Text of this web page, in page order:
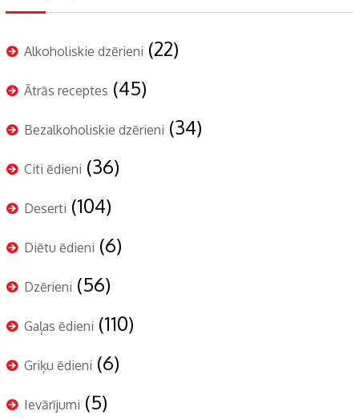
Alkoholiskie dzērieni (22)
Ātrās receptes (45)
Bezalkoholiskie dzērieni (34)
Citi ēdieni (36)
Deserti (104)
Diētu ēdieni (6)
Dzērieni (56)
Gaļas ēdieni (110)
Griķu ēdieni (6)
Ievārījumi (5)